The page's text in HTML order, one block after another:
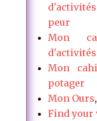
peur
Mon
Mon
potager
Mon Ours
Find your